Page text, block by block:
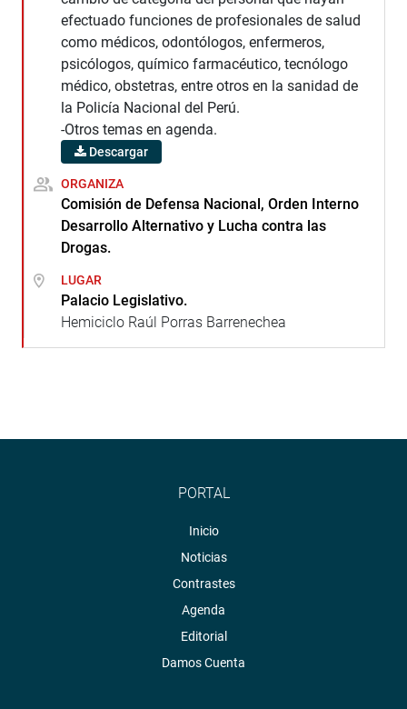
efectuado funciones de profesionales de salud
como médicos, odontólogos, enfermeros,
psicólogos, químico farmacéutico, tecnólogo
médico, obstetras, entre otros en la sanidad de
la Policía Nacional del Perú.
-Otros temas en agenda.
Descargar
ORGANIZA
Comisión de Defensa Nacional, Orden Interno
Desarrollo Alternativo y Lucha contra las
Drogas.
LUGAR
Palacio Legislativo.
Hemiciclo Raúl Porras Barrenechea
PORTAL
Inicio
Noticias
Contrastes
Agenda
Editorial
Damos Cuenta